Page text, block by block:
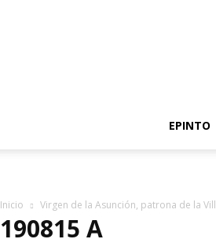
EPINTO
Inicio Virgen de la Asunción, patrona de la
190815 A